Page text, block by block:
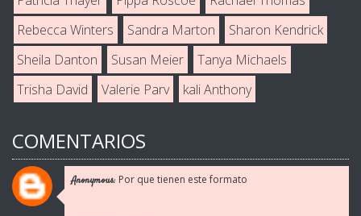
Rebecca Winters
Sandra Marton
Sharon Kendrick
Sheila Danton
Susan Meier
Tanya Michaels
Trisha David
Valerie Parv kali Anthony
COMENTARIOS
Anonymous: Por que tienen este formato